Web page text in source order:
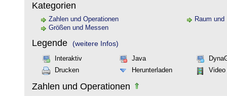
Kategorien
Zahlen und Operationen
Raum und
Größen und Messen
Legende (weitere Infos)
Interaktiv Java
Drucken
Herunterladen Video
Zahlen und Operationen